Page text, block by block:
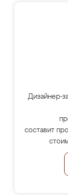
Дизайнер-
составит